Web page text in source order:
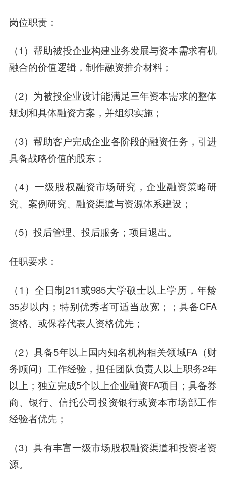
岗位职责：
（1）帮助被投企业构建业务发展与资本需求有机
融合的价值逻辑，制作融资推介材料；
（2）为被投企业设计能满足三年资本需求的整体
规划和具体融资方案，并组织实施；
（3）帮助客户完成企业各阶段的融资任务，引进
具备战略价值的股东；
（4）一级股权融资市场研究，企业融资策略研
究、案例研究、融资渠道与资源体系建设；
（5）投后管理、投后服务；项目退出。
任职要求：
（1）全日制211或985大学硕士以上学历，年龄
35岁以内；特别优秀者可适当放宽；；具备CFA
资格、或保荐代表人资格优先；
（2）具备5年以上国内知名机构相关领域FA（财
务顾问）工作经验，担任团队负责人以上职务2年
以上；独立完成5个以上企业融资FA项目；具备券
商、银行、信托公司投资银行或资本市场部工作
经验者优先；
（3）具有丰富一级市场股权融资渠道和投资者资
源。